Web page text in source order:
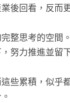
後回看，反而
整思考的空間
努力推進並留
些累積，似乎